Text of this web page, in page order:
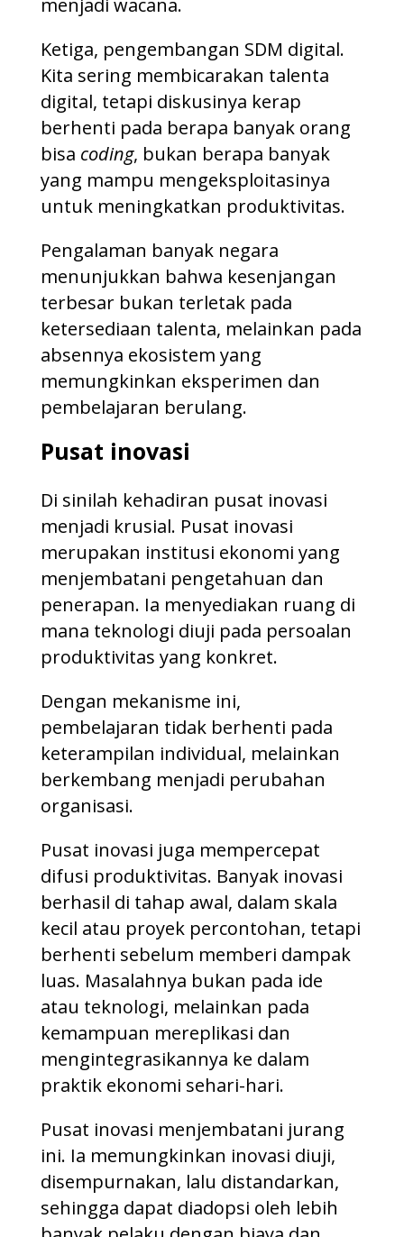
Ketiga, pengembangan SDM digital.
Kita sering membicarakan talenta
digital, tetapi diskusinya kerap
berhenti pada berapa banyak orang
bisa coding, bukan berapa banyak
yang mampu mengeksploitasinya
untuk meningkatkan produktivitas.
Pengalaman banyak negara
menunjukkan bahwa kesenjangan
terbesar bukan terletak pada
ketersediaan talenta, melainkan pada
absennya ekosistem yang
memungkinkan eksperimen dan
pembelajaran berulang.
Pusat inovasi
Di sinilah kehadiran pusat inovasi
menjadi krusial. Pusat inovasi
merupakan institusi ekonomi yang
menjembatani pengetahuan dan
penerapan. Ia menyediakan ruang di
mana teknologi diuji pada persoalan
produktivitas yang konkret.
Dengan mekanisme ini,
pembelajaran tidak berhenti pada
keterampilan individual, melainkan
berkembang menjadi perubahan
organisasi.
Pusat inovasi juga mempercepat
difusi produktivitas. Banyak inovasi
berhasil di tahap awal, dalam skala
kecil atau proyek percontohan, tetapi
berhenti sebelum memberi dampak
luas. Masalahnya bukan pada ide
atau teknologi, melainkan pada
kemampuan mereplikasi dan
mengintegrasikannya ke dalam
praktik ekonomi sehari-hari.
Pusat inovasi menjembatani jurang
ini. Ia memungkinkan inovasi diuji,
disempurnakan, lalu distandarkan,
sehingga dapat diadopsi oleh lebih